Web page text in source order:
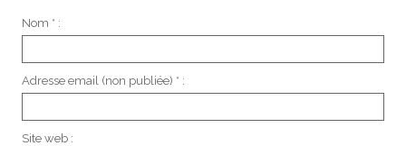
Nom * :
Adresse email (non publiée) * :
Site web :